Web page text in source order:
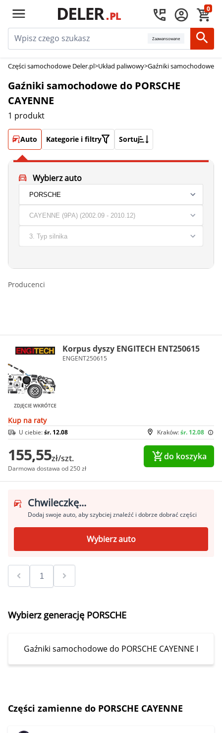
0
Zaawansowane
Części samochodowe Deler.pl>Układ paliwowy>Gaźniki samochodowe
Gaźniki samochodowe do PORSCHE
CAYENNE
1 produkt
Auto Kategorie i filtry Sortuj
Wybierz auto
Producenci
Korpus dyszy ENGITECH ENT250615
ENGENT250615
Kup na raty
Kraków:śr. 12.08
U ciebie:śr. 12.08
155,55zł/szt.
Darmowa dostawa od 250 zł
do koszyka
Chwileczkę...
Dodaj swoje auto, aby szybciej znaleźć i dobrze dobrać części
Wybierz auto
Wybierz generację PORSCHE
Gaźniki samochodowe do PORSCHE CAYENNE I
Części zamienne do PORSCHE CAYENNE